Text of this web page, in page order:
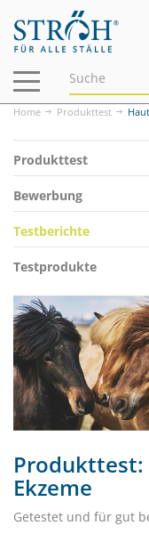
Navigation
ein-/ausblenden
Home Produkttest
Produkttest
Bewerbung
Testberichte
Testprodukte
Ekzeme
Getestet und für gut